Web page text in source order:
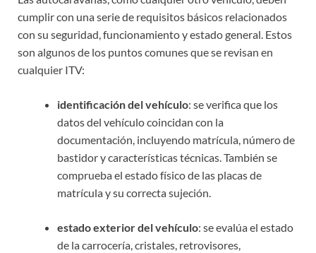
cumplir con una serie de requisitos básicos relacionados
con su seguridad, funcionamiento y estado general. Estos
son algunos de los puntos comunes que se revisan en
cualquier ITV:
identificación del vehículo: se verifica que los
datos del vehículo coincidan con la
documentación, incluyendo matrícula, número de
bastidor y características técnicas. También se
comprueba el estado físico de las placas de
matrícula y su correcta sujeción.
estado exterior del vehículo: se evalúa el estado
de la carrocería, cristales, retrovisores,